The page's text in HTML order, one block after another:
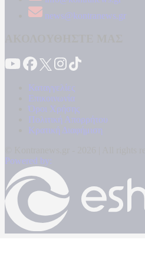
news@kontranews.gr
Καταγγελίες
Επικοινωνία
Όροι Χρήσης
Πολιτική Απορρήτου
Κρατική Διαφήμιση
Powered by: